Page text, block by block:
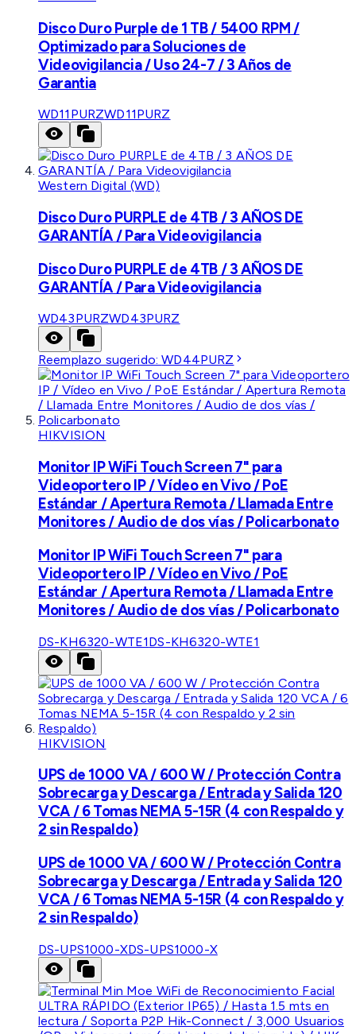
Disco Duro Purple de 1 TB / 5400 RPM /
Optimizado para Soluciones de
Videovigilancia / Uso 24-7 / 3 Años de
Garantia
WD11PURZWD11PURZ
Western Digital (WD)
Disco Duro PURPLE de 4TB / 3 AÑOS DE
GARANTÍA / Para Videovigilancia
Disco Duro PURPLE de 4TB / 3 AÑOS DE
GARANTÍA / Para Videovigilancia
WD43PURZWD43PURZ
Reemplazo sugerido:WD44PURZ
HIKVISION
Monitor IP WiFi Touch Screen 7" para
Videoportero IP / Vídeo en Vivo / PoE
Estándar / Apertura Remota / Llamada Entre
Monitores / Audio de dos vías / Policarbonato
Monitor IP WiFi Touch Screen 7" para
Videoportero IP / Vídeo en Vivo / PoE
Estándar / Apertura Remota / Llamada Entre
Monitores / Audio de dos vías / Policarbonato
DS-KH6320-WTE1DS-KH6320-WTE1
HIKVISION
UPS de 1000 VA / 600 W / Protección Contra
Sobrecarga y Descarga / Entrada y Salida 120
VCA / 6 Tomas NEMA 5-15R (4 con Respaldo y
2 sin Respaldo)
UPS de 1000 VA / 600 W / Protección Contra
Sobrecarga y Descarga / Entrada y Salida 120
VCA / 6 Tomas NEMA 5-15R (4 con Respaldo y
2 sin Respaldo)
DS-UPS1000-XDS-UPS1000-X